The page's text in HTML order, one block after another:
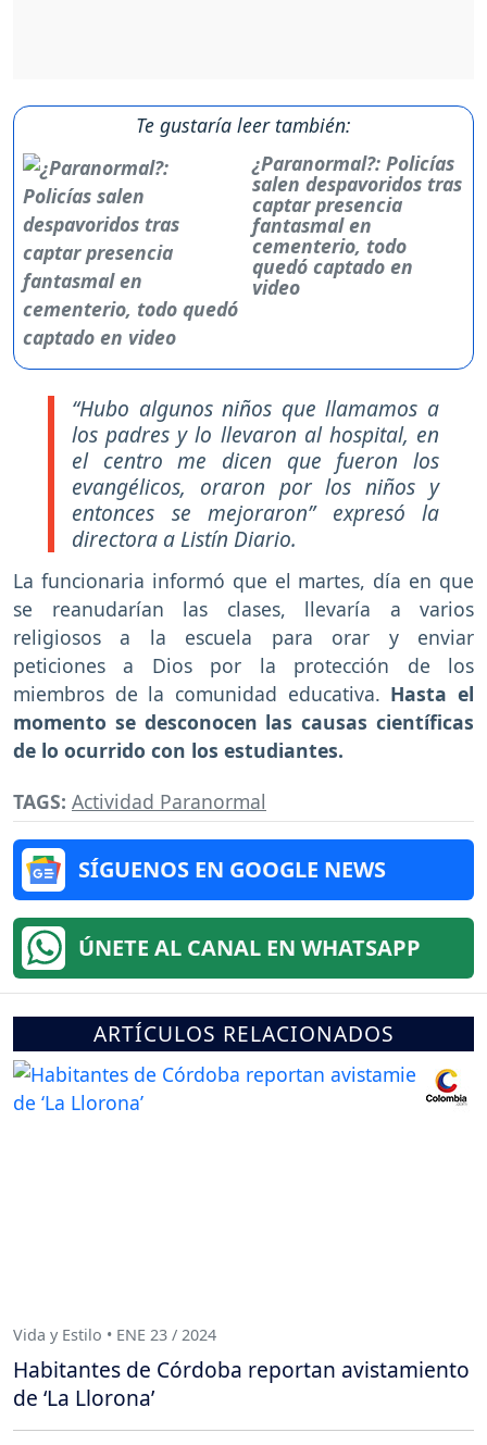
Te gustaría leer también:
¿Paranormal?: Policías
salen despavoridos tras
captar presencia
fantasmal en
cementerio, todo
quedó captado en
video
“Hubo algunos niños que llamamos a
los padres y lo llevaron al hospital, en
el centro me dicen que fueron los
evangélicos, oraron por los niños y
entonces se mejoraron” expresó la
directora a Listín Diario.
La funcionaria informó que el martes, día en que
se reanudarían las clases, llevaría a varios
religiosos a la escuela para orar y enviar
peticiones a Dios por la protección de los
miembros de la comunidad educativa. Hasta el
momento se desconocen las causas científicas
de lo ocurrido con los estudiantes.
TAGS: Actividad Paranormal
SÍGUENOS EN GOOGLE NEWS
ÚNETE AL CANAL EN WHATSAPP
ARTÍCULOS RELACIONADOS
Vida y Estilo • ENE 23 / 2024
Habitantes de Córdoba reportan avistamiento
de ‘La Llorona’